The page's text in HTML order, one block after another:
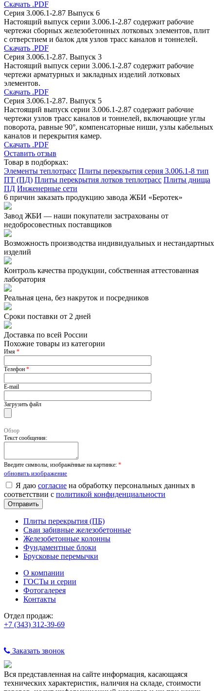
Скачать .PDF
Серия 3.006.1-2.87 Выпуск 6
Настоящий выпуск серии 3.006.1-2.87 содержит рабочие
чертежи сборных железобетонных лотковых элементов, плит
с отверстием и балок для узлов трасс каналов и тоннелей.
Скачать .PDF
Серия 3.006.1-2.87. Выпуск 3
Настоящий выпуск серии 3.006.1-2.87 содержит рабочие
чертежи арматурных и закладных изделий лотковых
элементов.
Скачать .PDF
Серия 3.006.1-2.87. Выпуск 5
Настоящий выпуск серии 3.006.1-2.87 содержит рабочие
чертежи узлов трасс каналов и тоннелей, включающие углы
поворота, равные 90°, компенсаторные ниши, узлы кабельных
каналов и перекрытия камер.
Скачать .PDF
Оставить отзыв
Товар в подборках:
Элементы теплотрасс Плиты перекрытия серия 3.006.1-8 тип
ПТ (ПД) Плиты перекрытия лотков теплотрасс Плиты днища
ПД Инженерные сети
6 причин заказать продукцию завода ЖБИ «Беротек»
Завод ЖБИ — наши покупатели застрахованы от
недобросовестных поставщиков
Возможность производства индивидуальных и нестандартных
изделий
Контроль качества продукции, собственная аттестованная
лаборатория
Реальная цена, без накруток и посредников
Сроки поставки от 2 дней
Доставка по всей России
Похожие товары из категории
Имя *
Телефон *
E-mail
Загрузить файл
Обзор
Текст сообщения:
Введите символы, изображённые на картинке: *
обновить изображение
Я даю согласие на обработку персональных данных в
соответствии с политикой конфиденциальности
Плиты перекрытия (ПБ)
Сваи забивные железобетонные
Железобетонные колонны
Фундаментные блоки
Брусковые перемычки
О компании
ГОСТы и серии
Фотогалерея
Контакты
Отдел продаж:
+7 (343) 312-39-69
Заказать звонок
Вся представленная на сайте информация, касающаяся
технических характеристик, наличия на складе, стоимости